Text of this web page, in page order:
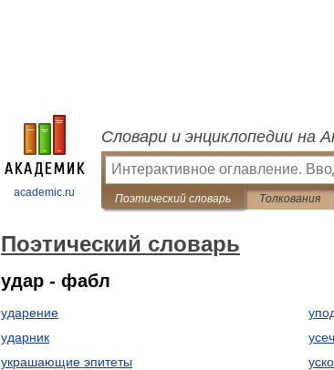
academic.ru
Словари и энциклопедии на
Поэтический словарь Толкования
Поэтический словарь
удар - фабл
ударение
ударник
украшающие эпитеты